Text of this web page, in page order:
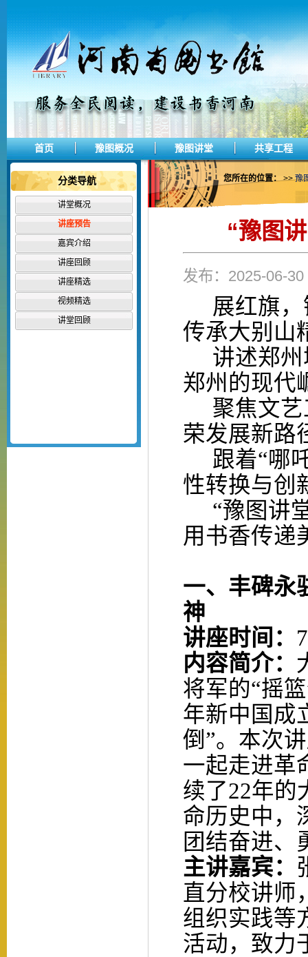
首页 豫图概况 豫图讲堂 共享工程
分类导航
讲堂概况
讲座预告
嘉宾介绍
讲座回顾
讲座精选
视频精选
讲堂回顾
您所在的位置：>>豫
“豫图
发布：2025-06-
展红旗
传承大别山
讲述郑
郑州的现代
聚焦文
荣发展新路
跟着“哪
性转换与创
“豫图讲
用书香传递
一、 丰碑永
神
讲座时间： 7
内容简介：
将军的“摇篮
年新中国成
倒”。本次
一起走进革
续了22年的
命历史中，
团结奋进、
主讲嘉宾：
直分校讲师
组织实践等
活动，致力